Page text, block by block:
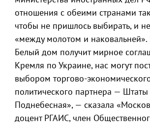
отношения с обеими странами
чтобы не пришлось выбирать, и не
«между молотом и наковальней».
Белый дом получит мирное
Кремля по Украине, нас могут
выбором торгово-
политического партнера —
Поднебесная», — сказала
доцент РГАИС, член